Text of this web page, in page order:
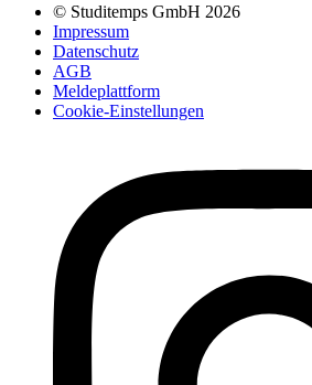
© Studitemps GmbH 2026
Impressum
Datenschutz
AGB
Meldeplattform
Cookie-Einstellungen